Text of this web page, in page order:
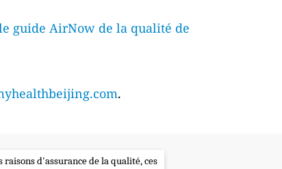
guide AirNow de la qualité de
.
d'assurance de la qualité, ces